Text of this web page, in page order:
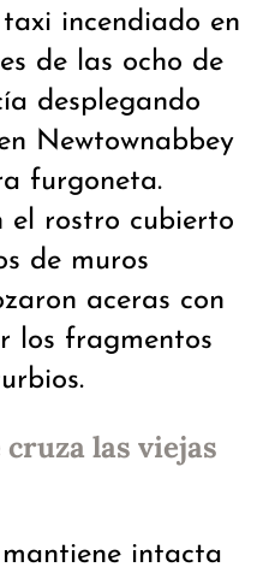
incendiado en
de las ocho de
desplegando
Newtownabbey
furgoneta.
el rostro cubierto
de muros
aceras con
los fragmentos
las viejas
intacta